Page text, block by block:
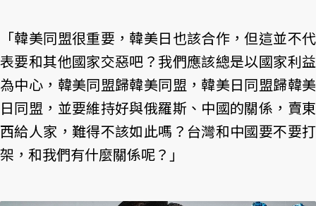
「韓美同盟很重要，韓美日也該合作，但這並不代
表要和其他國家交惡吧？我們應該總是以國家利益
為中心，韓美同盟歸韓美同盟，韓美日同盟歸韓美
日同盟，並要維持好與俄羅斯、中國的關係，賣東
西給人家，難得不該如此嗎？台灣和中國要不要打
架，和我們有什麼關係呢？」